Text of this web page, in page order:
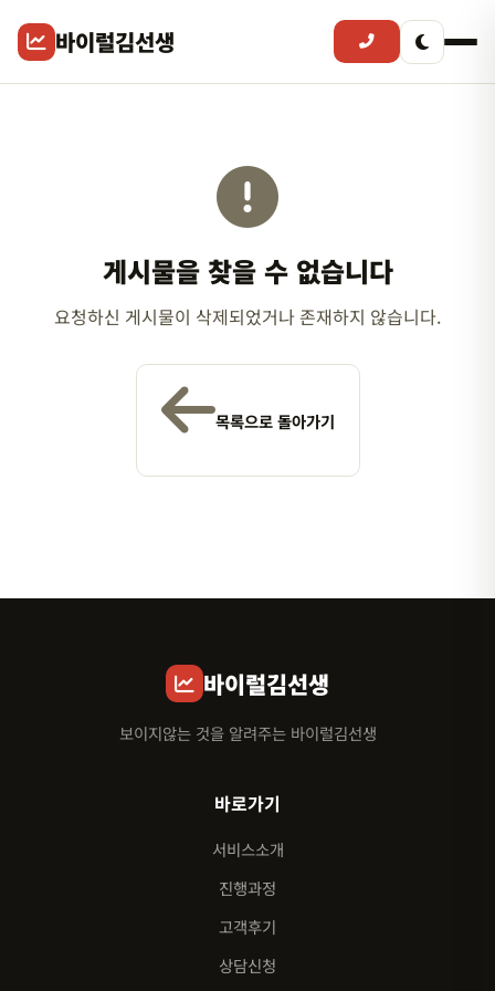
바이럴김선생
게시물을 찾을 수 없습니다
요청하신 게시물이 삭제되었거나 존재하지 않습니다.
목록으로 돌아가기
바이럴김선생
보이지않는 것을 알려주는 바이럴김선생
바로가기
서비스소개
진행과정
고객후기
상담신청